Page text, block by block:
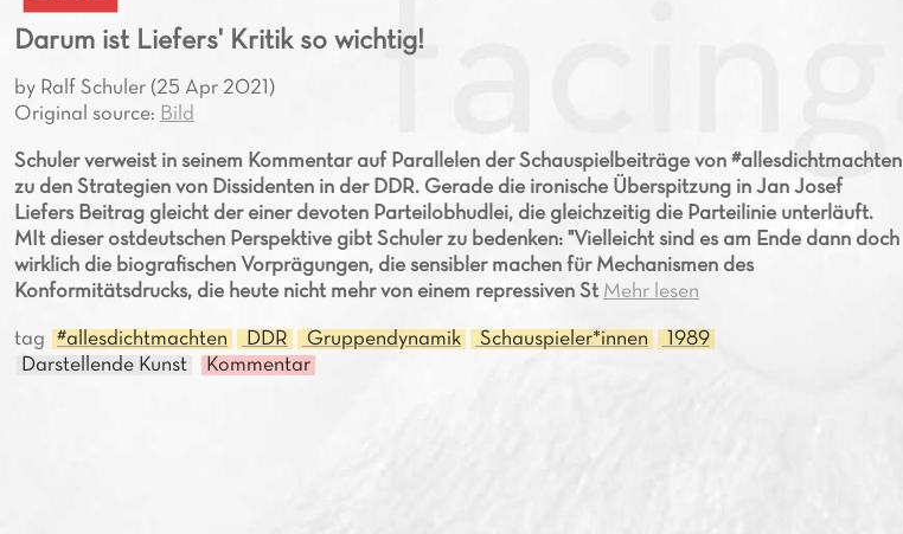
Darum ist Liefers' Kritik so wichtig!
by Ralf Schuler (25 Apr 2021)
Original source: Bild
Schuler verweist in seinem Kommentar auf Parallelen der Schauspielbeiträge von #allesdichtmachten
zu den Strategien von Dissidenten in der DDR. Gerade die ironische Überspitzung in Jan Josef
Liefers Beitrag gleicht der einer devoten Parteilobhudlei, die gleichzeitig die Parteilinie unterläuft.
MIt dieser ostdeutschen Perspektive gibt Schuler zu bedenken: "Vielleicht sind es am Ende dann doch
wirklich die biografischen Vorprägungen, die sensibler machen für Mechanismen des
Konformitätsdrucks, die heute nicht mehr von einem repressiven St Mehr lesen
tag #allesdichtmachten DDR Gruppendynamik Schauspieler*innen
1989
Darstellende Kunst
Kommentar